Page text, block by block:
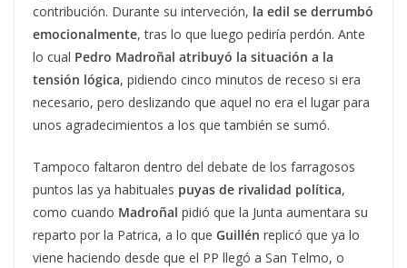
contribución. Durante su interveción, la edil se derrumbó
emocionalmente, tras lo que luego pediría perdón. Ante
lo cual Pedro Madroñal atribuyó la situación a la
tensión lógica, pidiendo cinco minutos de receso si era
necesario, pero deslizando que aquel no era el lugar para
unos agradecimientos a los que también se sumó.
Tampoco faltaron dentro del debate de los farragosos
puntos las ya habituales puyas de rivalidad política,
como cuando Madroñal pidió que la Junta aumentara su
reparto por la Patrica, a lo que Guillén replicó que ya lo
viene haciendo desde que el PP llegó a San Telmo, o